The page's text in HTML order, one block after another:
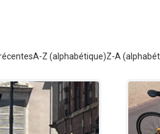
A-Z (alphabétique)Z-A